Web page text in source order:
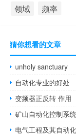
领域 频率
猜你想看的文章
unholy sanctuary
自动化专业的好处
变频器正反转 作用
矿山自动化控制系统
电气工程及其自动